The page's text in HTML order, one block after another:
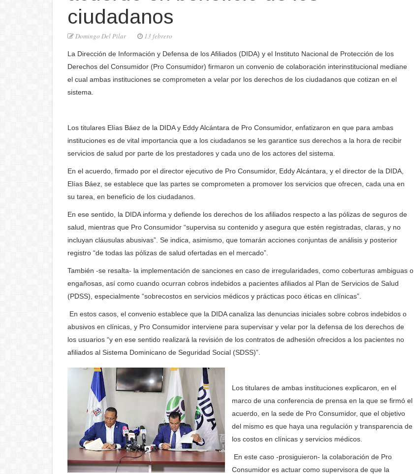
ciudadanos
Domingo Del Pilar 13 febrero
La Dirección de Información y Defensa de los Afiliados (DIDA) y el Instituto Nacional de Protección de los
Derechos del Consumidor (Pro Consumidor) firmaron un convenio de colaboración interinstitucional mediane
el cual ambas instituciones se comprometen a velar por los derechos de los ciudadanos que cotizan en el
sistema.
Los titulares Elías Báez de la DIDA y Eddy Alcántara de Pro Consumidor, enfatizaron en que para ambas
instituciones es de vital importancia que a los ciudadanos se les garantice sus derechos a la hora de recibir
servicios de salud por parte de los prestadores y cada uno de los actores del sistema.
En el acuerdo, firmado por el director ejecutivo de Pro Consumidor, Eddy Alcántara, y el director de la DIDA,
Elías Báez, se establece que las partes se comprometen a promover los servicios que ofrecen, cada una en
su tarea, en beneficio de los ciudadanos.
En ese sentido, la DIDA informa y defiende los derechos de los afiliados respecto a las pólizas de seguros de
salud, mientras que Pro Consumidor “supervisa su contenido y asegura que estén registradas, claras, y no
incluyan cláusulas abusivas”. Se indica, asimismo, que tomarán acciones conjuntas de análisis y posterior
registro “de todas las pólizas de salud ofertadas en el mercado”.
También -se resalta- la implementación de sanciones en caso de irregularidades, como coberturas ambiguas o
engañosas, así como cuando ocurran cobros indebidos a pacientes afiliados al Plan de Servicios de Salud
(PDSS), especialmente “sobrecostos en servicios médicos y prácticas poco éticas en clínicas”.
En estos casos, el convenio establece que la DIDA canaliza las denuncias iniciales sobre cobros indebidos o
abusivos en clínicas, y Pro Consumidor interviene para supervisar y velar por la defensa de los derechos de
los usuarios “y en ese sentido realizará la revisión de los contratos de adhesión ofrecidos a los pacientes no
afiliados al Sistema Dominicano de Seguridad Social (SDSS)”.
Los titulares de ambas instituciones explicaron, en el
marco de una conferencia de prensa en la que se firmó el
acuerdo, en la sede de Pro Consumidor, que el objetivo
del mismo es que haya una regulación y transparencia de
los costos en clínicas y servicios médicos.
En este caso -prosiguieron- la colaboración de Pro
Consumidor es actuar como supervisora de que la